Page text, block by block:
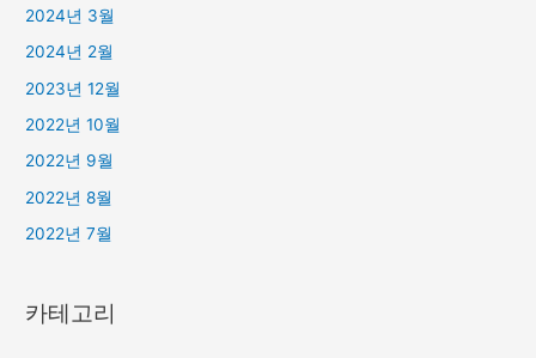
2024년 3월
2024년 2월
2023년 12월
2022년 10월
2022년 9월
2022년 8월
2022년 7월
카테고리